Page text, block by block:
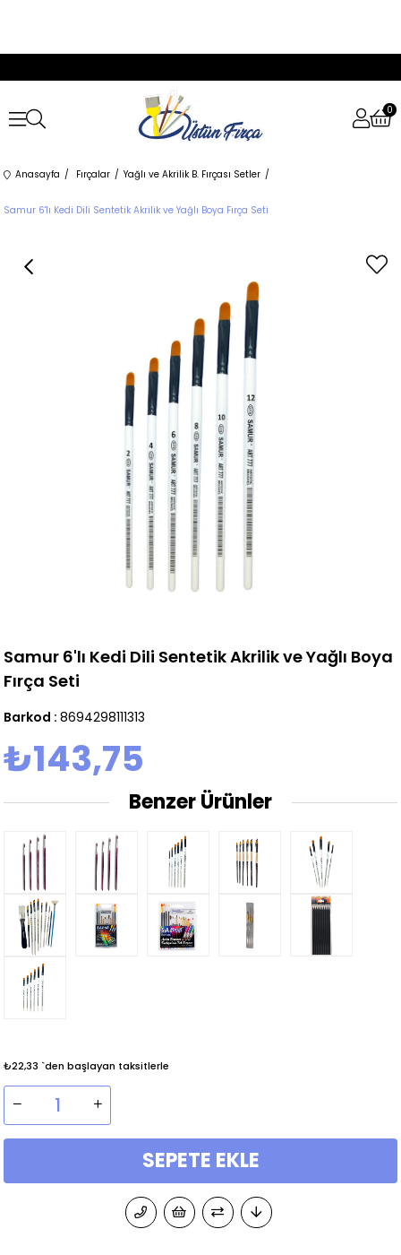
0
Anasayfa Fırçalar Yağlı ve Akrilik B. Fırçası Setler
Samur 6'lı Kedi Dili Sentetik Akrilik ve Yağlı Boya Fırça Seti
Samur 6'lı Kedi Dili Sentetik Akrilik ve Yağlı Boya
Fırça Seti
Barkod : 8694298111313
₺143,75
Benzer Ürünler
₺22,33 `den başlayan taksitlerle